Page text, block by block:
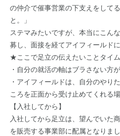
の仲介で催事営業の下支えをして
と。」
ステマみたいですが、本当にこん
募し、面接を経てアイフィールド
★ここで足立の伝えたいことタイム
・自分の就活の軸はブラさない方が
・アイフィールドは、自分のやり
ころを正面から受け止めてくれる場
【入社してから】
入社してから足立は、望んでいた
を販売する事業部に配属となりま